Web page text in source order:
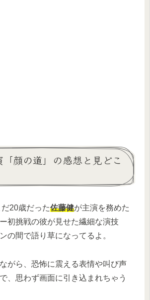
顔の道」の感想と見どこ
20歳だった佐藤健が主演を務めた
初挑戦の彼が見せた繊細な演技
の間で語り草になってるよ。
がら、恐怖に震える表情や叫び声
、思わず画面に引き込まれちゃう